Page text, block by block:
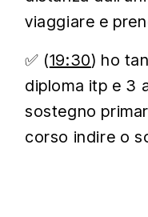
viaggiare e
✅ (19:30) ho
diploma itp e 3
sostegno
corso indire o